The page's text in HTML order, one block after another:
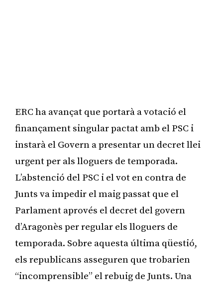
ERC ha avançat que portarà a votació el
finançament singular pactat amb el PSC i
instarà el Govern a presentar un decret llei
urgent per als lloguers de temporada.
L’abstenció del PSC i el vot en contra de
Junts va impedir el maig passat que el
Parlament aprovés el decret del govern
d’Aragonès per regular els lloguers de
temporada. Sobre aquesta última qüestió,
els republicans asseguren que trobarien
“incomprensible” el rebuig de Junts. Una